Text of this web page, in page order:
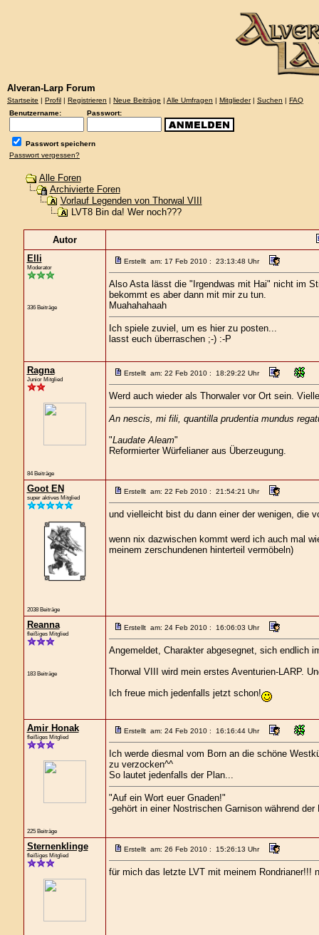
Alveran-Larp Forum
Startseite | Profil | Registrieren | Neue Beiträge | Alle Umfragen | Mitglieder| Suchen | FAQ
Benutzername:
Passwort:
Passwort speichern
Passwort vergessen?
Alle Foren
Archivierte Foren
Vorlauf Legenden von Thorwal VIII
LVT8 Bin da! Wer noch???
Autor
Elli
Moderator
336 Beiträge
Erstellt am: 17 Feb 2010 : 23:13:48 Uhr
Also Asta lässt die "Irgendwas mit Hai" nicht im
bekommt es aber dann mit mir zu tun.
Muahahahaah
Ich spiele zuviel, um es hier zu posten...
lasst euch überraschen ;-) :-P
Ragna
Junior Mitglied
84 Beiträge
Erstellt am: 22 Feb 2010 : 18:29:22 Uhr
Werd auch wieder als Thorwaler vor Ort sein.
An nescis, mi fili, quantilla prudentia mundus
"Laudate Aleam"
Reformierter Würfelianer aus Überzeugung.
Goot EN
super aktives Mitglied
2038 Beiträge
Erstellt am: 22 Feb 2010 : 21:54:21 Uhr
und vielleicht bist du dann einer der wenigen, die
wenn nix dazwischen kommt werd ich auch mal
meinem zerschundenen hinterteil vermöbeln)
Reanna
fleißiges Mitglied
183 Beiträge
Erstellt am: 24 Feb 2010 : 16:06:03 Uhr
Angemeldet, Charakter abgesegnet, sich endlich
Thorwal VIII wird mein erstes Aventurien-LARP.
Ich freue mich jedenfalls jetzt schon!
Amir Honak
fleißiges Mitglied
225 Beiträge
Erstellt am: 24 Feb 2010 : 16:16:44 Uhr
Ich werde diesmal vom Born an die schöne
zu verzocken^^
So lautet jedenfalls der Plan...
"Auf ein Wort euer Gnaden!"
-gehört in einer Nostrischen Garnison während der
Sternenklinge
fleißiges Mitglied
Erstellt am: 26 Feb 2010 : 15:26:13 Uhr
für mich das letzte LVT mit meinem Rondrianer!!!